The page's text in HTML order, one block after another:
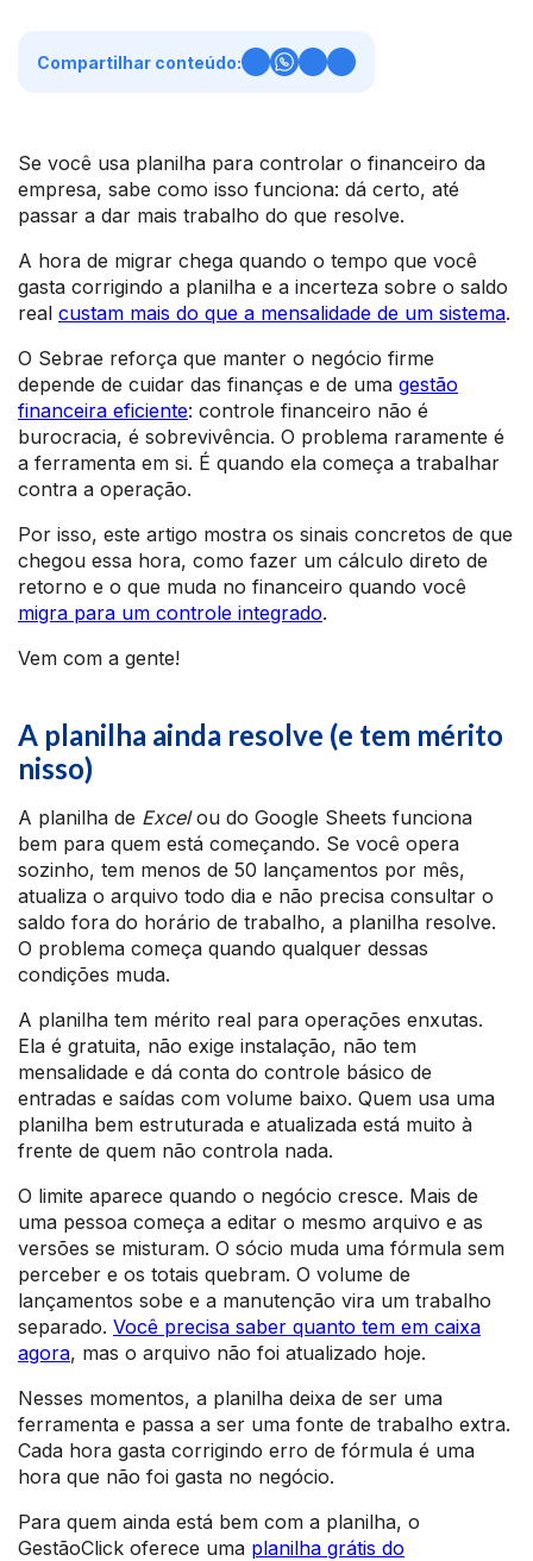
Compartilhar conteúdo:
Se você usa planilha para controlar o financeiro da
empresa, sabe como isso funciona: dá certo, até
passar a dar mais trabalho do que resolve.
A hora de migrar chega quando o tempo que você
gasta corrigindo a planilha e a incerteza sobre o saldo
real custam mais do que a mensalidade de um sistema.
O Sebrae reforça que manter o negócio firme
depende de cuidar das finanças e de uma gestão
financeira eficiente: controle financeiro não é
burocracia, é sobrevivência. O problema raramente é
a ferramenta em si. É quando ela começa a trabalhar
contra a operação.
Por isso, este artigo mostra os sinais concretos de que
chegou essa hora, como fazer um cálculo direto de
retorno e o que muda no financeiro quando você
migra para um controle integrado.
Vem com a gente!
A planilha ainda resolve (e tem mérito
nisso)
A planilha de Excelou do Google Sheets funciona
bem para quem está começando. Se você opera
sozinho, tem menos de 50 lançamentos por mês,
atualiza o arquivo todo dia e não precisa consultar o
saldo fora do horário de trabalho, a planilha resolve.
O problema começa quando qualquer dessas
condições muda.
A planilha tem mérito real para operações enxutas.
Ela é gratuita, não exige instalação, não tem
mensalidade e dá conta do controle básico de
entradas e saídas com volume baixo. Quem usa uma
planilha bem estruturada e atualizada está muito à
frente de quem não controla nada.
O limite aparece quando o negócio cresce. Mais de
uma pessoa começa a editar o mesmo arquivo e as
versões se misturam. O sócio muda uma fórmula sem
perceber e os totais quebram. O volume de
lançamentos sobe e a manutenção vira um trabalho
separado. Você precisa saber quanto tem em caixa
agora, mas o arquivo não foi atualizado hoje.
Nesses momentos, a planilha deixa de ser uma
ferramenta e passa a ser uma fonte de trabalho extra.
Cada hora gasta corrigindo erro de fórmula é uma
hora que não foi gasta no negócio.
Para quem ainda está bem com a planilha, o
GestãoClick oferece uma planilha grátis do